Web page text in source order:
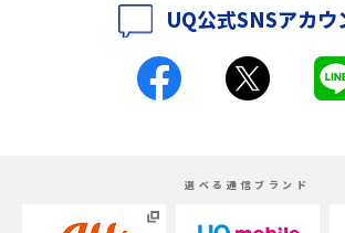
iPhone 16とiPhone 15の違いは？カメラ・スペック・
iPhoneの機種変更のやり方は？事前準備・手順やデー
UQ公式SNSアカウ
選べる通信ブランド